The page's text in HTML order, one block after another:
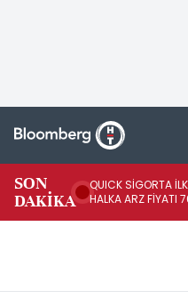
SON
DAKİKA
QUICK SİGORTA
HALKA ARZ FİYATI